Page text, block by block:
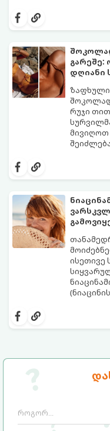
სუნი არ
აი, 5
თუ
რაღაც 2
გარეშე:
დღიანი
რუჯი
მივიღოთ
5-
ღრმა,
კანის
ისეთივე
თავის